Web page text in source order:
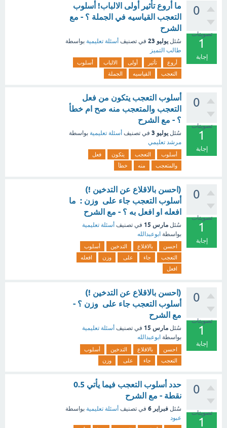
0
تصويتات
1
إجابة
ما أروع تأثير أولى الالباب! أسلوب
التعجب القياسيه في الجملة ؟ - مع
الشرح
سُئل يوليو 23 في تصنيف أسئلة تعليمية بواسطة
طالب التميز
أروع تأثير أولى الالباب
أسلوب
التعجب
القياسيه الجملة
0
تصويتات
1
إجابة
أسلوب التعجب يتكون من فعل
التعجب والمتعجب منه صح ام خطأ
؟ - مع الشرح
سُئل يوليو 3 في تصنيف أسئلة تعليمية بواسطة
مرشد تعليمي
أسلوب التعجب يتكون
فعل
والمتعجب
منه خطأ
0
تصويتات
1
إجابة
(احسن بالاقلاع عن التدخين !)
أسلوب التعجب جاء على وزن : ما
افعله او افعل به ؟ - مع الشرح
سُئل مارس 15 في تصنيف أسئلة تعليمية
بواسطة ابوعبدالله
احسن بالاقلاع التدخين
أسلوب
التعجب
جاء على وزن
افعله
افعل
0
تصويتات
1
إجابة
(احسن بالاقلاع عن التدخين !)
أسلوب التعجب جاء على وزن ؟ -
مع الشرح
سُئل مارس 15 في تصنيف أسئلة تعليمية
بواسطة ابوعبدالله
احسن بالاقلاع التدخين
أسلوب
التعجب
جاء على وزن
0
تصويتات
1
حدد أسلوب التعجب فيما يأتي 0.5
نقطة - مع الشرح
سُئل فبراير 6 في تصنيف أسئلة تعليمية بواسطة
عبود